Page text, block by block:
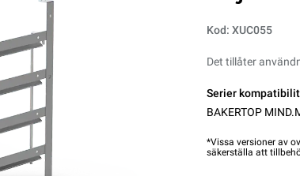
Kod: XUC055
Det tillåter
Serier
BAKERTOP
*Vissa versioner av
säkerställa att